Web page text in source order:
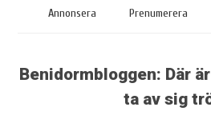
Annonsera Prenumerera
Benidormbloggen: Där
ta av sig